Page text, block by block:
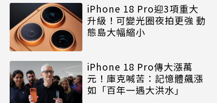
iPhone 18 Pro迎3項重大
升級！可變光圈夜拍更強 動
態島大幅縮小
iPhone 18 Pro傳大漲萬
元！庫克喊苦：記憶體飆漲
如「百年一遇大洪水」